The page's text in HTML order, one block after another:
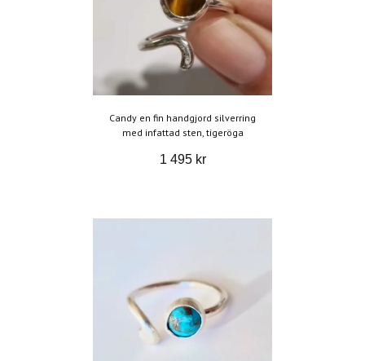
Candy en fin handgjord silverring
med infattad sten, tigeröga
1 495 kr